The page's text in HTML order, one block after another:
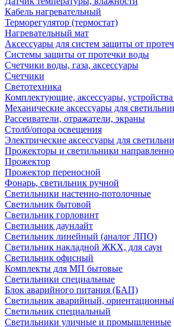
Кабель нагревательный
Терморегулятор (термостат)
Нагревательный мат
Аксессуары для систем защиты от
Системы защиты от протечки воды
Счетчики воды, газа, аксессуары
Счетчики
Светотехника
Комплектующие, аксессуары,
Механические аксессуары для
Рассеиватели, отражатели, экраны
Столб/опора освещения
Электрические аксессуары для
Прожекторы и светильники
Прожектор
Прожектор переносной
Фонарь, светильник ручной
Светильники настенно-потолочные
Светильник бытовой
Светильник горловинт
Светильник даунлайт
Светильник линейный (аналог ЛПО)
Светильник накладной ЖКХ, для саун
Светильник офисный
Комплекты для МП бытовые
Светильники специальные
Блок аварийного питания (БАП)
Светильник аварийный,
Светильник специальный
Светильники уличные и промышленные